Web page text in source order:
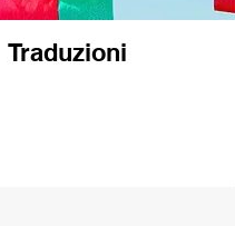
Traduzioni